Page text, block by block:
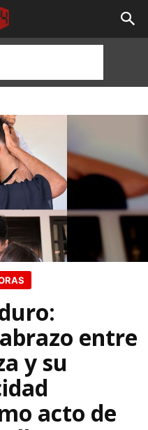
entre
y su
acto de